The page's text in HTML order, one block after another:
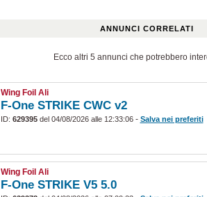
ANNUNCI CORRELATI
Ecco altri 5 annunci che potrebbero
Wing Foil Ali
F-One STRIKE CWC v2
ID: 629395del 04/08/2026 alle 12:33:06- Salva nei preferiti
Wing Foil Ali
F-One STRIKE V5 5.0